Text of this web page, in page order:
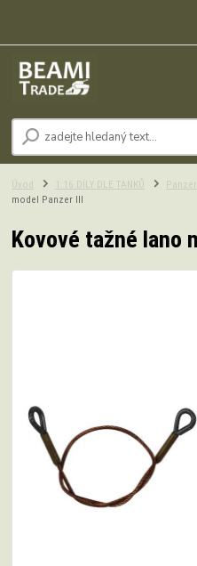
Úvod 1:16 DÍLY DLE TANKŮ
model Panzer III
Kovové tažné lano